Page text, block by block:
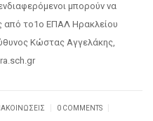
μπορούν να
από το1ο ΕΠΑΛ Ηρακλείου
Κώστας Αγγελάκης,
0 COMMENTS